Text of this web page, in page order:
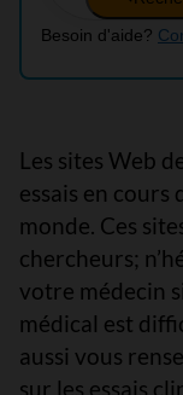
Les sites Web
essais en cours
monde. Ces
chercheurs;
votre médecin
médical est
aussi vous
sur les essais